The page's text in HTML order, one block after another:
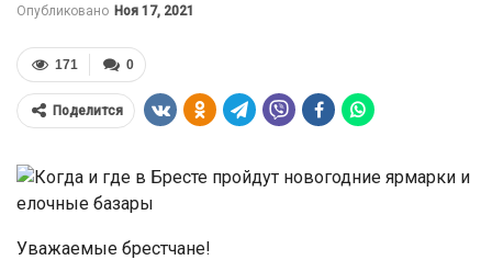
Опубликовано Ноя 17, 2021
0
171
Поделится
Уважаемые брестчане!